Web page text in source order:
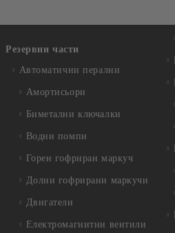
Резервни части
Автоматични перални
Амортисьори
Биметални ключалки
Водни помпи
Горен гофриран маркуч
Долни гофрирани маркучи
Двигатели
Електромагнитни вентили